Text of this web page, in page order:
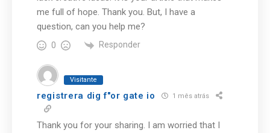
me full of hope. Thank you. But, I have a
question, can you help me?
0 Responder
Visitante
registrera dig f"or gate io 1 mês atrás
Thank you for your sharing. I am worried that I